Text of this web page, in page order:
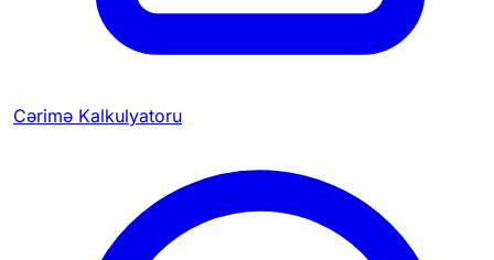
Cərimə Kalkulyatoru